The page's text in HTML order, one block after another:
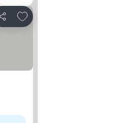
Partilhar
Adicionar aos favoritos